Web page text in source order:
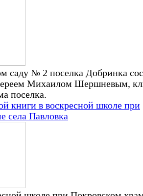
саду № 2 поселка Добринка
Михаилом Шершневым,
поселка.
книги в воскресной школе при
села Павловка